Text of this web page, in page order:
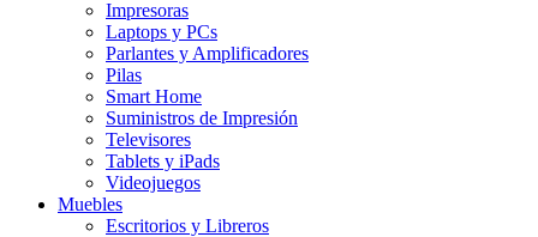
Impresoras
Laptops y PCs
Parlantes y Amplificadores
Pilas
Smart Home
Suministros de Impresión
Televisores
Tablets y iPads
Videojuegos
Muebles
Escritorios y Libreros